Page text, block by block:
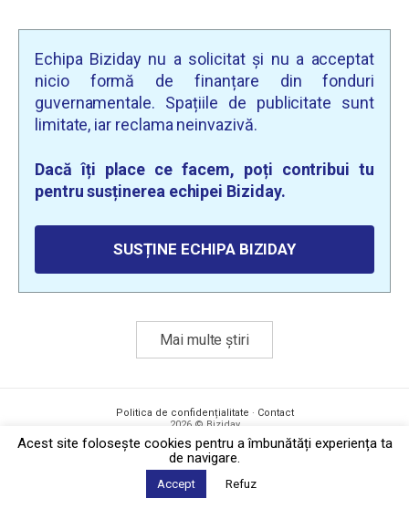
Echipa Biziday nu a solicitat și nu a acceptat
nicio formă de finanțare din fonduri
guvernamentale. Spațiile de publicitate sunt
limitate, iar reclama neinvazivă.
Dacă îți place ce facem, poți contribui tu
pentru susținerea echipei Biziday.
SUSȚINE ECHIPA BIZIDAY
Mai multe știri
Politica de confidențialitate · Contact
2026 © Biziday
Acest site foloseşte cookies pentru a îmbunătăți experiența ta
de navigare.
Accept Refuz